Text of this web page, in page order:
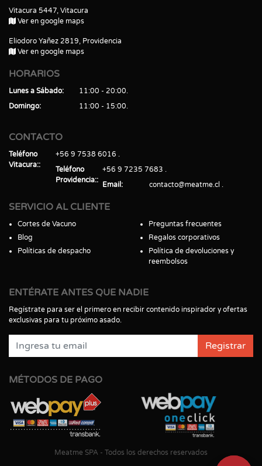
Vitacura 5447, Vitacura
Ver en google maps
Eliodoro Yañez 2819, Providencia
Ver en google maps
HORARIOS
Lunes a Sábado
11:00 - 20:00
Domingo
11:00 - 15:00
CONTACTO
Teléfono
Vitacura:
+56 9 7538 6016
Teléfono
Providencia:
+56 9 7235 7683
Email
contacto@meatme.cl
SERVICIO AL CLIENTE
Cortes de Vacuno
Blog
Políticas de despacho
Preguntas frecuentes
Regalos corporativos
Política de devoluciones y
reembolsos
ENTÉRATE ANTES QUE NADIE
Regístrate para ser el primero en recibir contenido inspirador y ofertas
exclusivas para tu próximo asado.
Registrar
MÉTODOS DE PAGO
Meatme SPA - Todos los derechos reservados